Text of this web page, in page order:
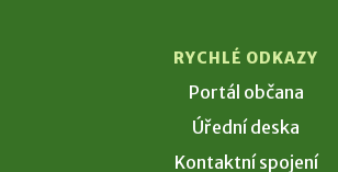
RYCHLÉ ODKAZY
Portál občana
Úřední deska
Kontaktní spojení